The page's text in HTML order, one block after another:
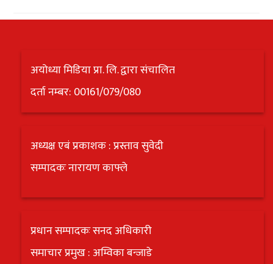
अयोध्या मिडिया प्रा. लि. द्वारा संचालित
दर्ता नम्बर: 00161/079/080
अध्यक्ष एबं प्रकाशक : प्रस्ताव सुवेदी
सम्पादकः नारायण काफ्ले
प्रधान सम्पादकः सनद अधिकारी
समाचार प्रमुख : अम्विका बन्जाडे